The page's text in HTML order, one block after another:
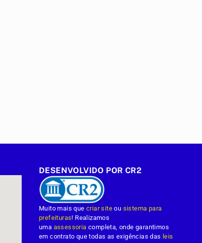
DESENVOLVIDO POR CR2
Muito mais quecriar site ou sistema para
prefeituras! Realizamos
uma assessoria completa, onde garantimos
em contrato que todas as exigências das leis